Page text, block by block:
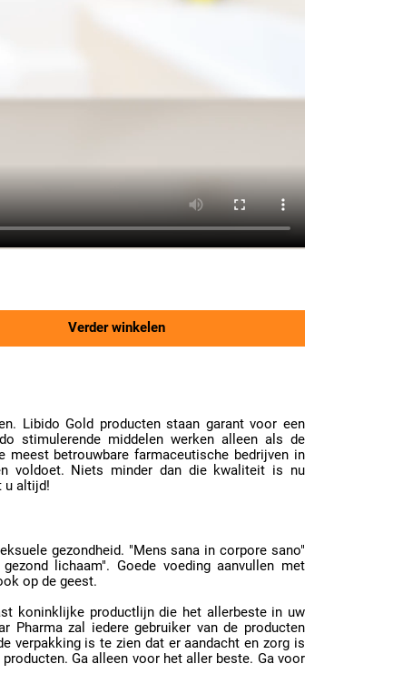
Verder winkelen
Libido Gold producten staan garant voor een
stimulerende middelen werken alleen als de
betrouwbare farmaceutische bedrijven in
voldoet. Niets minder dan die kwaliteit is nu
u altijd!
gezondheid. "Mens sana in corpore sano"
lichaam". Goede voeding aanvullen met
op de geest.
koninklijke productlijn die het allerbeste in uw
Pharma zal iedere gebruiker van de producten
verpakking is te zien dat er aandacht en zorg is
Ga alleen voor het aller beste. Ga voor